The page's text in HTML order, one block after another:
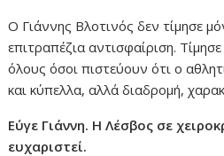
Ο Γιάννης Βλοτινός δεν τίμησε
επιτραπέζια αντισφαίριση.
όλους όσοι πιστεύουν ότι ο
και κύπελλα, αλλά διαδρομή,
Εύγε Γιάννη. Η Λέσβος σε
ευχαριστεί.